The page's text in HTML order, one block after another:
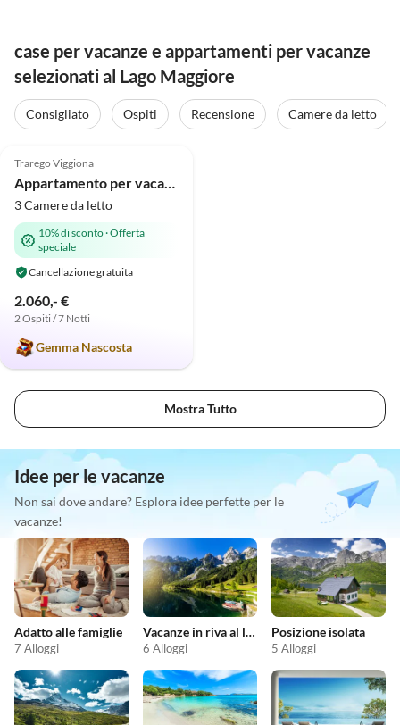
case per vacanze e appartamenti per vacanze
selezionati al Lago Maggiore
Consigliato Ospiti Recensione
Camere da letto
Trarego Viggiona
Appartamento per vacanze Casa Tramonto d'Oro - Alba
3 Camere da letto
10% di sconto·Offerta
speciale
Cancellazione gratuita
2.060,- €
2 Ospiti / 7 Notti
Gemma Nascosta
Mostra Tutto
Idee per le vacanze
Non sai dove andare? Esplora idee perfette per le
vacanze!
Adatto alle famiglie
7 Alloggi
Vacanze in riva al lago
6 Alloggi
Posizione isolata
5 Alloggi